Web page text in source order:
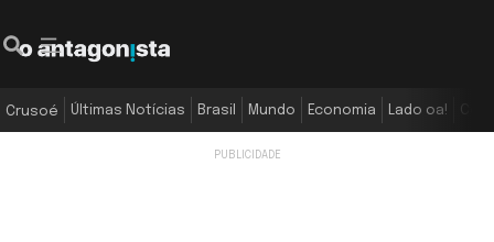
Crusoé Últimas Notícias Brasil Mundo Economia Lado oa!